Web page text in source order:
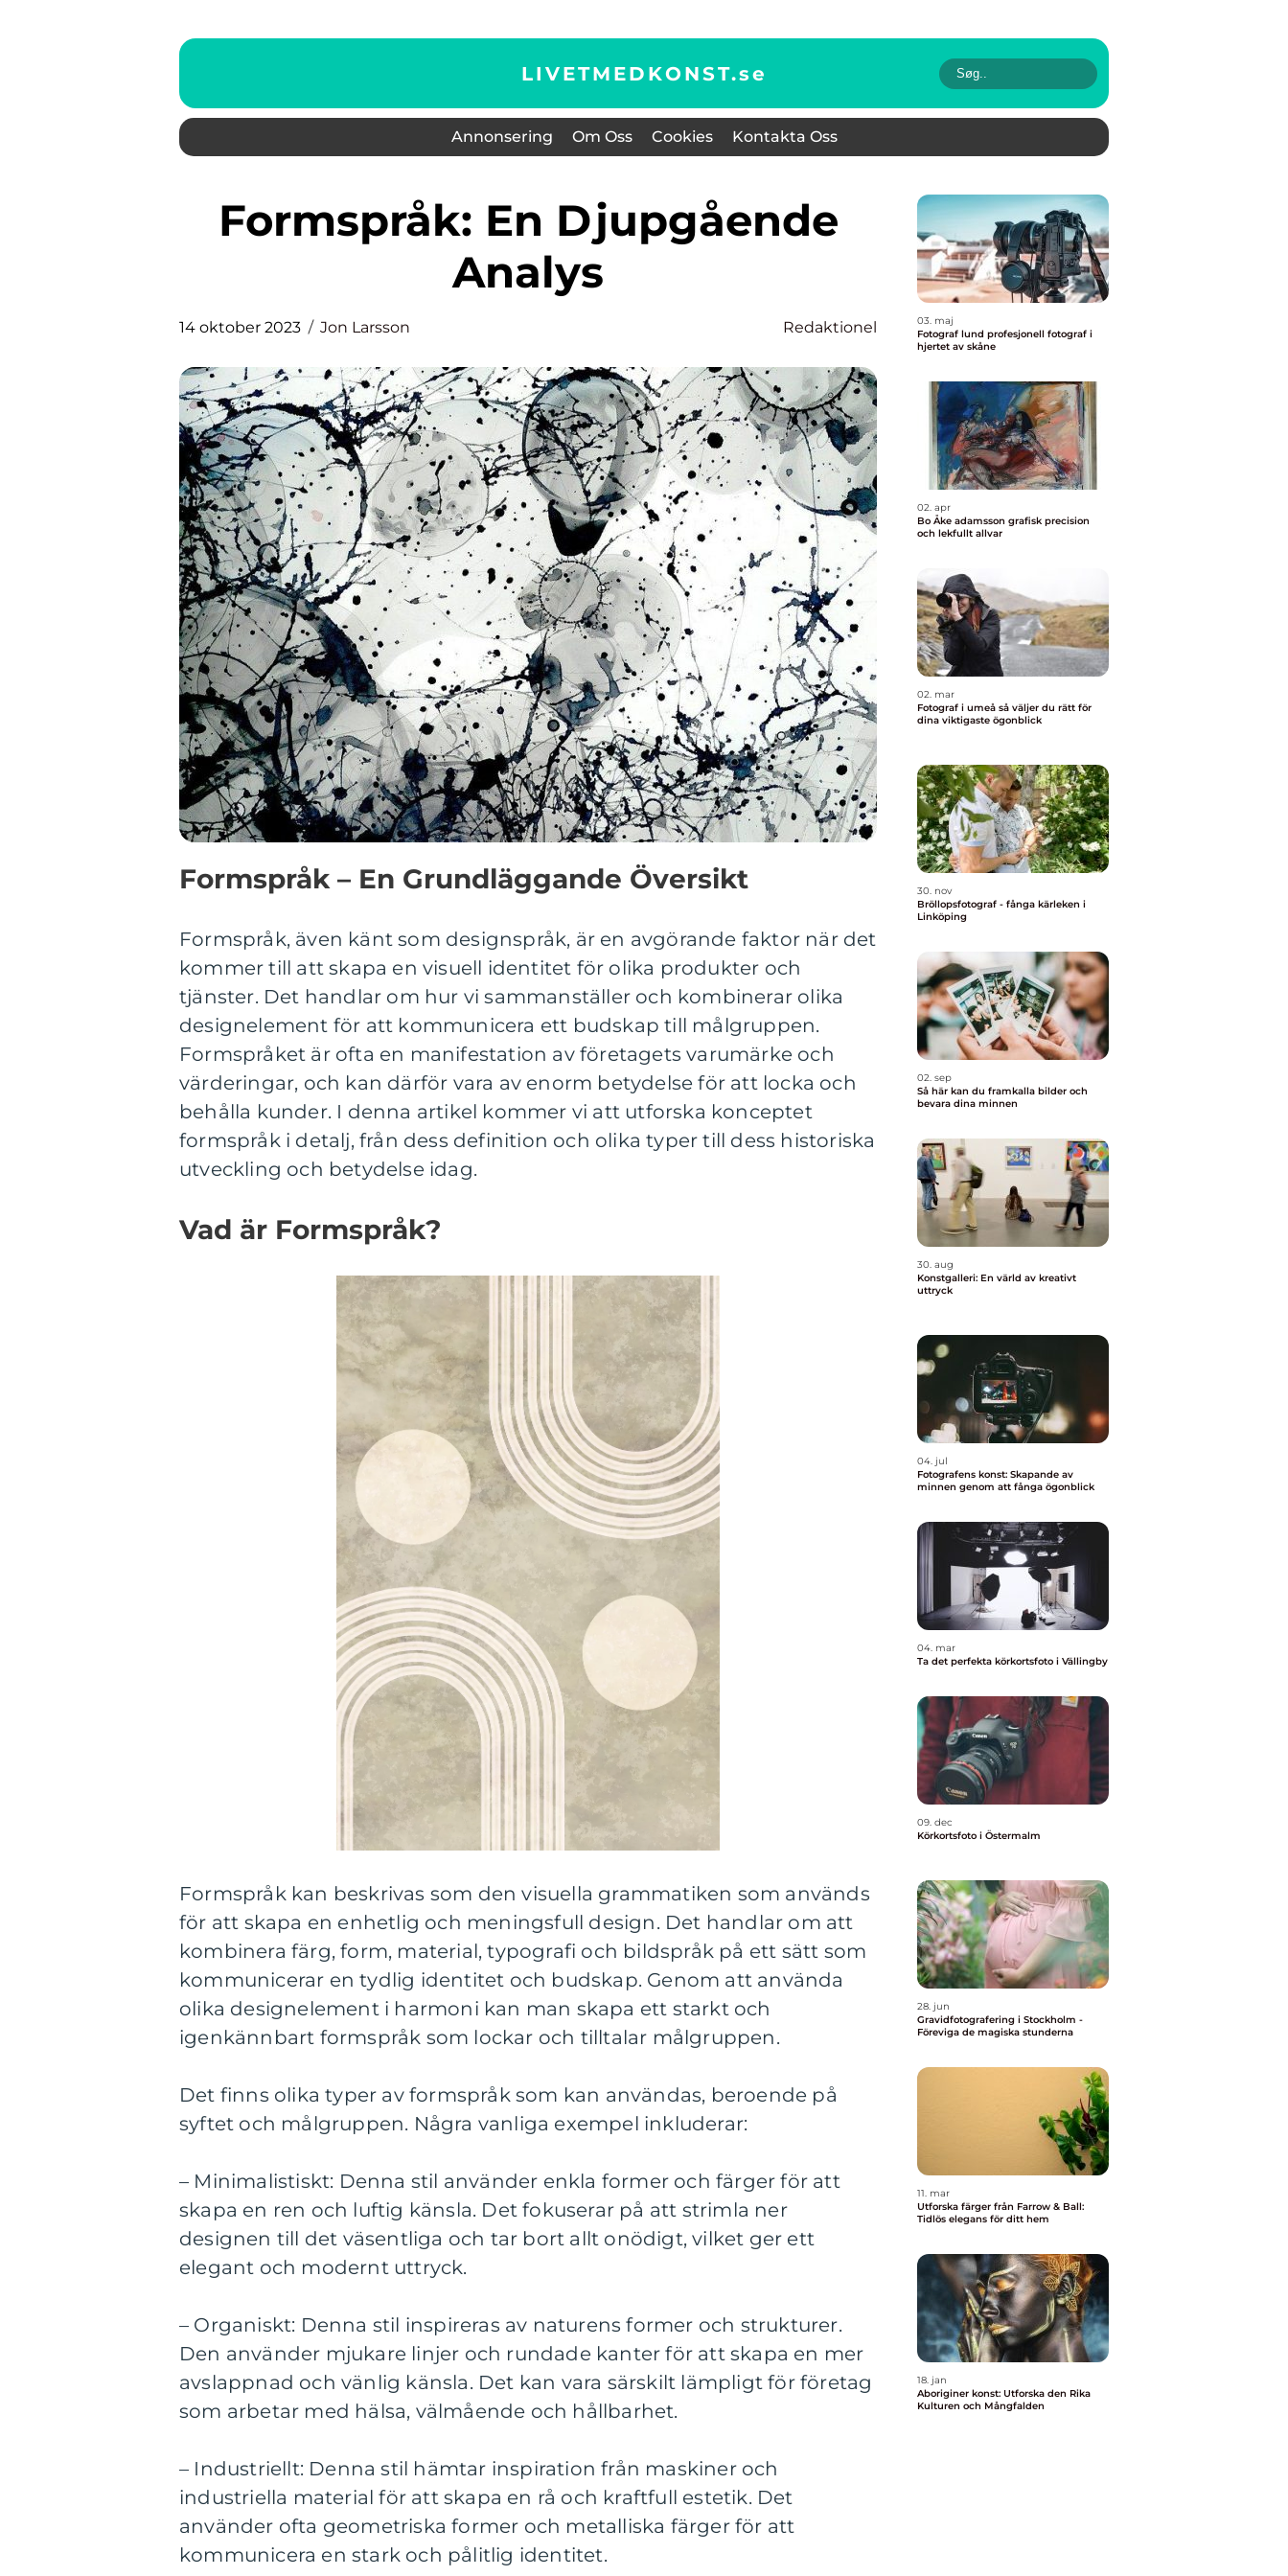
LIVETMEDKONST.se
Annonsering Om Oss Cookies Kontakta Oss
Formspråk: En Djupgående
Analys
14 oktober 2023 Jon Larsson Redaktionel
Formspråk – En Grundläggande Översikt
Formspråk, även känt som designspråk, är en avgörande faktor när det
kommer till att skapa en visuell identitet för olika produkter och
tjänster. Det handlar om hur vi sammanställer och kombinerar olika
designelement för att kommunicera ett budskap till målgruppen.
Formspråket är ofta en manifestation av företagets varumärke och
värderingar, och kan därför vara av enorm betydelse för att locka och
behålla kunder. I denna artikel kommer vi att utforska konceptet
formspråk i detalj, från dess definition och olika typer till dess historiska
utveckling och betydelse idag.
Vad är Formspråk?
Formspråk kan beskrivas som den visuella grammatiken som används
för att skapa en enhetlig och meningsfull design. Det handlar om att
kombinera färg, form, material, typografi och bildspråk på ett sätt som
kommunicerar en tydlig identitet och budskap. Genom att använda
olika designelement i harmoni kan man skapa ett starkt och
igenkännbart formspråk som lockar och tilltalar målgruppen.
Det finns olika typer av formspråk som kan användas, beroende på
syftet och målgruppen. Några vanliga exempel inkluderar:
– Minimalistiskt: Denna stil använder enkla former och färger för att
skapa en ren och luftig känsla. Det fokuserar på att strimla ner
designen till det väsentliga och tar bort allt onödigt, vilket ger ett
elegant och modernt uttryck.
– Organiskt: Denna stil inspireras av naturens former och strukturer.
Den använder mjukare linjer och rundade kanter för att skapa en mer
avslappnad och vänlig känsla. Det kan vara särskilt lämpligt för företag
som arbetar med hälsa, välmående och hållbarhet.
– Industriellt: Denna stil hämtar inspiration från maskiner och
industriella material för att skapa en rå och kraftfull estetik. Det
använder ofta geometriska former och metalliska färger för att
kommunicera en stark och pålitlig identitet.
03. maj
Fotograf lund profesjonell fotograf i
hjertet av skåne
02. apr
Bo Åke adamsson grafisk precision
och lekfullt allvar
02. mar
Fotograf i umeå så väljer du rätt för
dina viktigaste ögonblick
30. nov
Bröllopsfotograf - fånga kärleken i
Linköping
02. sep
Så här kan du framkalla bilder och
bevara dina minnen
30. aug
Konstgalleri: En värld av kreativt
uttryck
04. jul
Fotografens konst: Skapande av
minnen genom att fånga ögonblick
04. mar
Ta det perfekta körkortsfoto i Vällingby
09. dec
Körkortsfoto i Östermalm
28. jun
Gravidfotografering i Stockholm -
Föreviga de magiska stunderna
11. mar
Utforska färger från Farrow & Ball:
Tidlös elegans för ditt hem
18. jan
Aboriginer konst: Utforska den Rika
Kulturen och Mångfalden